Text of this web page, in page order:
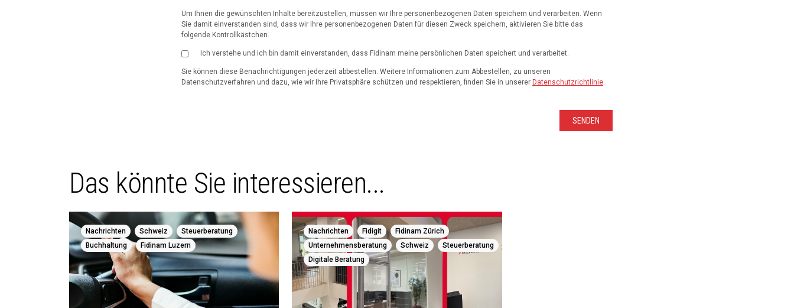
Um Ihnen die gewünschten Inhalte bereitzustellen, müssen wir Ihre personenbezogenen Daten speichern und verarbeiten. Wenn
Sie damit einverstanden sind, dass wir Ihre personenbezogenen Daten für diesen Zweck speichern, aktivieren Sie bitte das
folgende Kontrollkästchen.
Ich verstehe und ich bin damit einverstanden, dass Fidinam meine persönlichen Daten speichert und verarbeitet.
Sie können diese Benachrichtigungen jederzeit abbestellen. Weitere Informationen zum Abbestellen, zu unseren
Datenschutzverfahren und dazu, wie wir Ihre Privatsphäre schützen und respektieren, finden Sie in unserer Datenschutzrichtlinie.
Das könnte Sie interessieren...
Nachrichten
,
Schweiz
,
Steuerberatung
,
Buchhaltung
,
Fidinam Luzern
Nachrichten
,
Fidigit
,
Fidinam Zürich
,
Unternehmensberatung
,
Schweiz
,
Steuerberatung
,
Digitale Beratung